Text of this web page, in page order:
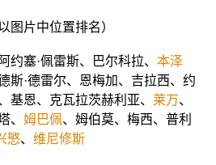
图片中位置排名）
约塞·佩雷斯、巴尔科拉、 本泽
斯·德雷尔、恩梅加、吉拉西、约
基恩、克瓦拉茨赫利亚、 莱万、
、 姆巴佩、姆伯莫、梅西、普利
慜、 维尼修斯